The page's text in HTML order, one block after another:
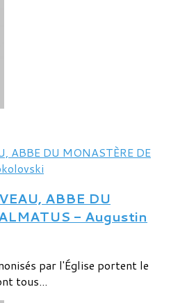
ABBE DU
- Augustin
par l'Église portent le
tous...